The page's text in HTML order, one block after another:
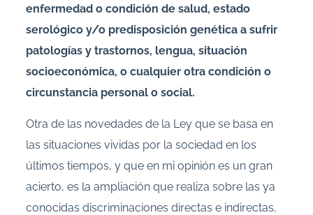
enfermedad o condición de salud, estado
serológico y/o predisposición genética a sufrir
patologías y trastornos, lengua, situación
socioeconómica, o cualquier otra condición o
circunstancia personal o social.
Otra de las novedades de la Ley que se basa en
las situaciones vividas por la sociedad en los
últimos tiempos, y que en mi opinión es un gran
acierto, es la ampliación que realiza sobre las ya
conocidas discriminaciones directas e indirectas,